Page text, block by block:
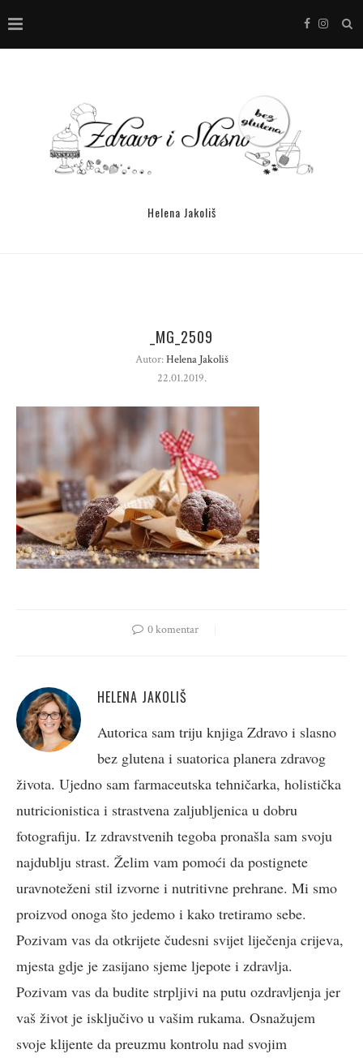
Helena Jakoliš
_MG_2509
Autor:Helena Jakoliš
22.01.2019.
0 komentar
HELENA JAKOLIŠ
Autorica sam triju knjiga Zdravo i slasno
bez glutena i suatorica planera zdravog
života. Ujedno sam farmaceutska tehničarka, holistička
nutricionistica i strastvena zaljubljenica u dobru
fotografiju. Iz zdravstvenih tegoba pronašla sam svoju
najdublju strast. Želim vam pomoći da postignete
uravnoteženi stil izvorne i nutritivne prehrane. Mi smo
proizvod onoga što jedemo i kako tretiramo sebe.
Pozivam vas da otkrijete čudesni svijet liječenja crijeva,
mjesta gdje je zasijano sjeme ljepote i zdravlja.
Pozivam vas da budite strpljivi na putu ozdravljenja jer
vaš život je isključivo u vašim rukama. Osnažujem
svoje klijente da preuzmu kontrolu nad svojim